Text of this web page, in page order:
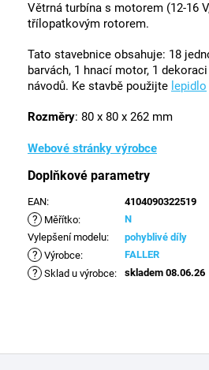
Větrná turbína s motorem (12-16
třílopatkovým rotorem.
Tato stavebnice obsahuje: 18
barvách, 1 hnací motor, 1
návodů. Ke stavbě použijte lepidlo
Rozměry: 80 x 80 x 262 mm
Webové stránky výrobce
Doplňkové parametry
EAN: 4104090322519
? Měřítko:
N
Vylepšení modelu: pohyblivé díly
? Výrobce: FALLER
? Sklad u výrobce: skladem 08.06.26